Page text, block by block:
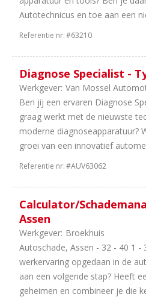
Autotechnicus en toe aan een
Referentie nr:#63210
Diagnose Specialist -
Werkgever: Van Mossel
Ben jij een ervaren Diagnose
graag werkt met de nieuwste
moderne diagnoseapparatuur?
groei van een innovatief
Referentie nr:#AUV63062
Calculator/
Assen
Werkgever: Broekhuis
Autoschade, Assen - 32 - 40 1 -
werkervaring opgedaan in de
aan een volgende stap? Heeft
geheimen en combineer je die